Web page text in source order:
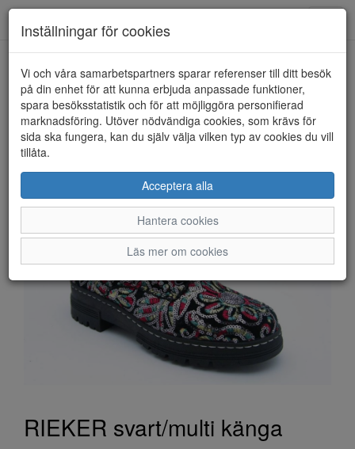
HEM RIEKER
RIEKER svart/multi känga
Inställningar för cookies
Vi och våra samarbetspartners sparar referenser till ditt besök
på din enhet för att kunna erbjuda anpassade funktioner,
spara besöksstatistik och för att möjliggöra personifierad
marknadsföring. Utöver nödvändiga cookies, som krävs för
sida ska fungera, kan du själv välja vilken typ av cookies du vill
tillåta.
Acceptera alla
Hantera cookies
Läs mer om cookies